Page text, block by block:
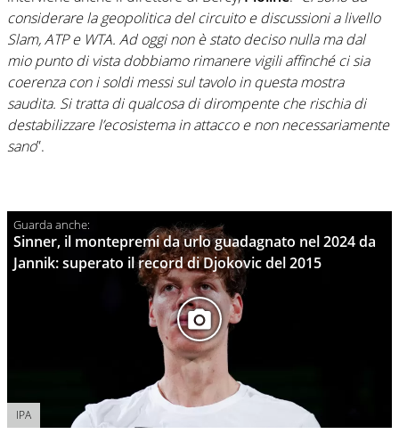
considerare la geopolitica del circuito e discussioni a livello
Slam, ATP e WTA. Ad oggi non è stato deciso nulla ma dal
mio punto di vista dobbiamo rimanere vigili affinché ci sia
coerenza con i soldi messi sul tavolo in questa mostra
saudita. Si tratta di qualcosa di dirompente che rischia di
destabilizzare l’ecosistema in attacco e non necessariamente
sano”.
Sinner, il montepremi da urlo guadagnato nel 2024 da
Jannik: superato il record di Djokovic del 2015
IPA